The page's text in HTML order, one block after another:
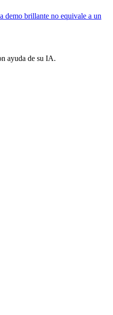
demo brillante no equivale a un
ayuda de su IA.